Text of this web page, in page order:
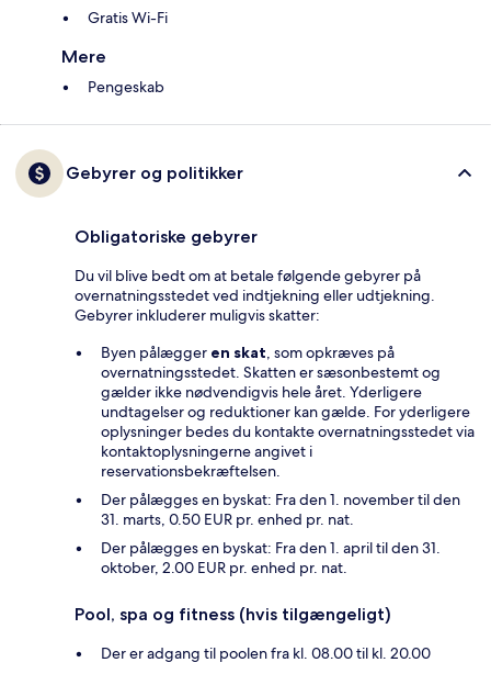
Gratis Wi-Fi
Mere
Pengeskab
Gebyrer og politikker
Obligatoriske gebyrer
Du vil blive bedt om at betale følgende gebyrer på
overnatningsstedet ved indtjekning eller udtjekning.
Gebyrer inkluderer muligvis skatter:
Byen pålægger en skat, som opkræves på
overnatningsstedet. Skatten er sæsonbestemt og
gælder ikke nødvendigvis hele året. Yderligere
undtagelser og reduktioner kan gælde. For yderligere
oplysninger bedes du kontakte overnatningsstedet via
kontaktoplysningerne angivet i
reservationsbekræftelsen.
Der pålægges en byskat: Fra den 1. november til den
31. marts, 0.50 EUR pr. enhed pr. nat.
Der pålægges en byskat: Fra den 1. april til den 31.
oktober, 2.00 EUR pr. enhed pr. nat.
Pool, spa og fitness (hvis tilgængeligt)
Der er adgang til poolen fra kl. 08.00 til kl. 20.00